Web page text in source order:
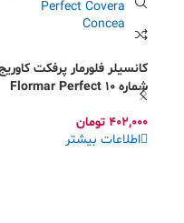
کانسیلر فلورمار پرفکت
شماره 10 Flormar Perfect
Coverage Concealer
402,000 تومان
اطلاعات بیشتر